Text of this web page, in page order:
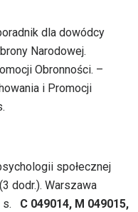
dla dowódcy
Narodowej.
Obronności. –
i Promocji
społecznej
dodr.). Warszawa
s.
C 049014, M 049015,